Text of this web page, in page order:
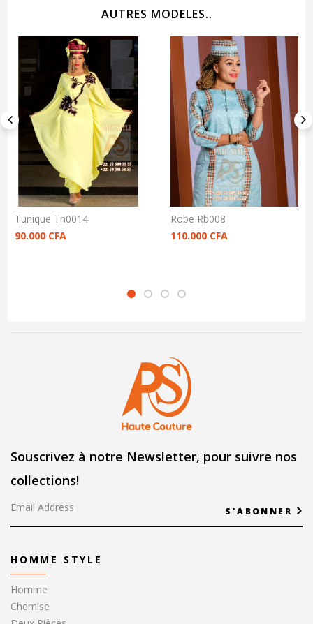
AUTRES MODELES..
Tunique Tn0014
90.000 CFA
Robe Rb008
110.000 CFA
Souscrivez à notre Newsletter, pour suivre nos
collections!
S'ABONNER
HOMME STYLE
Homme
Chemise